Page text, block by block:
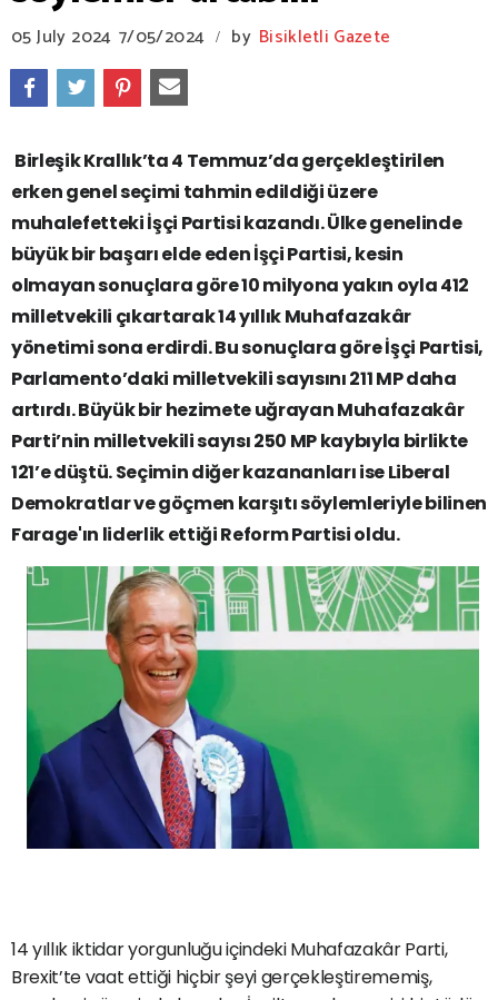
05 July 2024 7/05/2024 / by Bisikletli Gazete
Birleşik Krallık’ta 4 Temmuz’da gerçekleştirilen
erken genel seçimi tahmin edildiği üzere
muhalefetteki İşçi Partisi kazandı. Ülke genelinde
büyük bir başarı elde eden İşçi Partisi, kesin
olmayan sonuçlara göre 10 milyona yakın oyla 412
milletvekili çıkartarak 14 yıllık Muhafazakâr
yönetimi sona erdirdi. Bu sonuçlara göre İşçi Partisi,
Parlamento’daki milletvekili sayısını 211 MP daha
artırdı. Büyük bir hezimete uğrayan Muhafazakâr
Parti’nin milletvekili sayısı 250 MP kaybıyla birlikte
121’e düştü. Seçimin diğer kazananları ise Liberal
Demokratlar ve göçmen karşıtı söylemleriyle bilinen
Farage'ın liderlik ettiği Reform Partisi oldu.
14 yıllık iktidar yorgunluğu içindeki Muhafazakâr Parti,
Brexit’te vaat ettiği hiçbir şeyi gerçekleştirememiş,